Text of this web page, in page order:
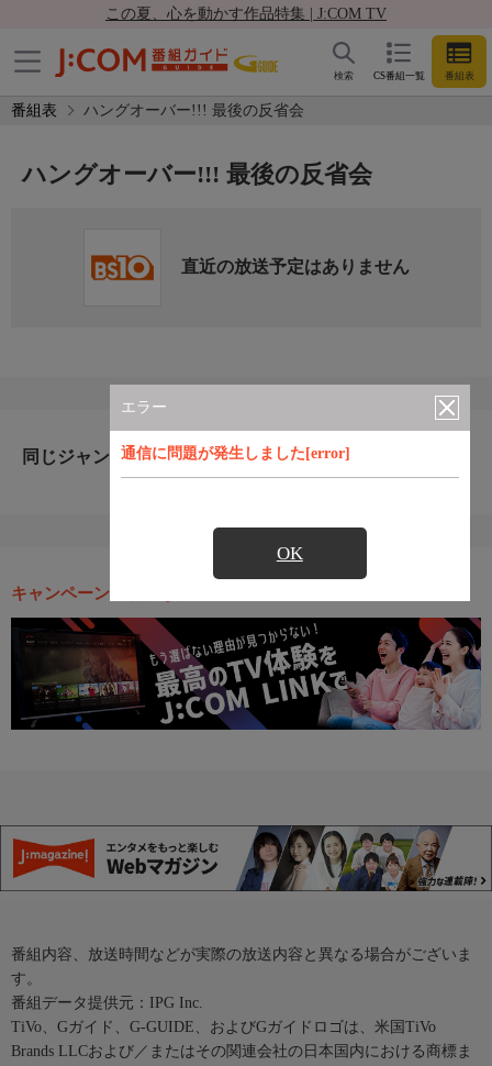
この夏、心を動かす作品特集 | J:COM TV
CS番組一覧 番組表
検索
番組表 ハングオーバー!!! 最後の反省会
エラー
通信に問題が発生しました[error]
OK
ハングオーバー!!! 最後の反省会
直近の放送予定はありません
同じジャンルのおすすめ番組
キャンペーン・お得な情報
番組内容、放送時間などが実際の放送内容と異なる場合がございま
す。
番組データ提供元：IPG Inc.
TiVo、Gガイド、G-GUIDE、およびGガイドロゴは、米国TiVo
Brands LLCおよび／またはその関連会社の日本国内における商標ま